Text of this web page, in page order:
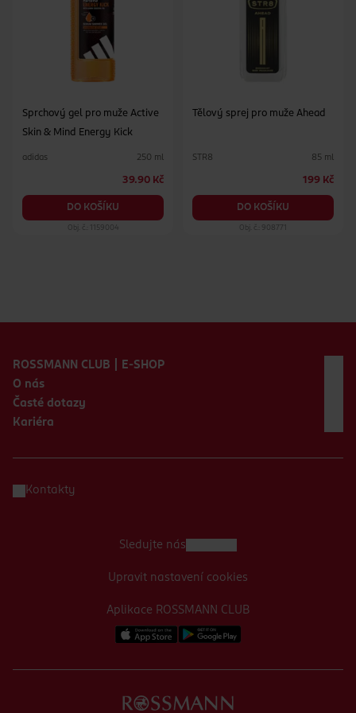
Sprchový gel pro muže Active
Skin & Mind Energy Kick
adidas 250 ml
39.90 Kč
DO KOŠÍKU
Obj. č.: 1159004
Tělový sprej pro muže Ahead
STR8 85 ml
199 Kč
DO KOŠÍKU
Obj. č.: 908771
ROSSMANN CLUB | E-SHOP
O nás
Časté dotazy
Kariéra
Kontakty
Aplikace ROSSMANN CLUB
Sledujte nás
Upravit nastavení cookies